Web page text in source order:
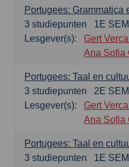
Portugees: Grammatica
1E SEM
3 studiepunten
Lesgever(s):
Gert
Ana Sofia
Portugees: Taal en
2E SEM
3 studiepunten
Lesgever(s):
Gert
Ana Sofia
Portugees: Taal en
1E SEM
3 studiepunten